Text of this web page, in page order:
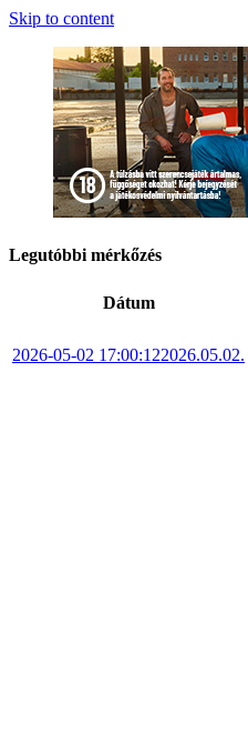
Skip to content
Legutóbbi mérkőzés
Dátum
2026-05-02 17:00:122026.05.02.